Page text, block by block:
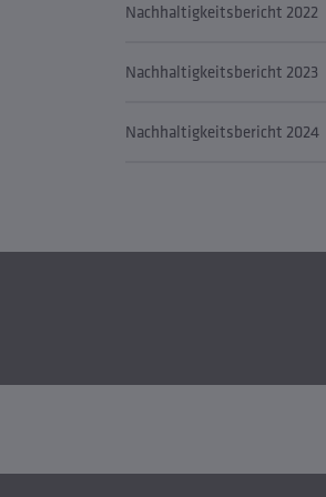
Nachhaltigkeitsbericht 2022
Nachhaltigkeitsbericht 2023
Nachhaltigkeitsbericht 2024